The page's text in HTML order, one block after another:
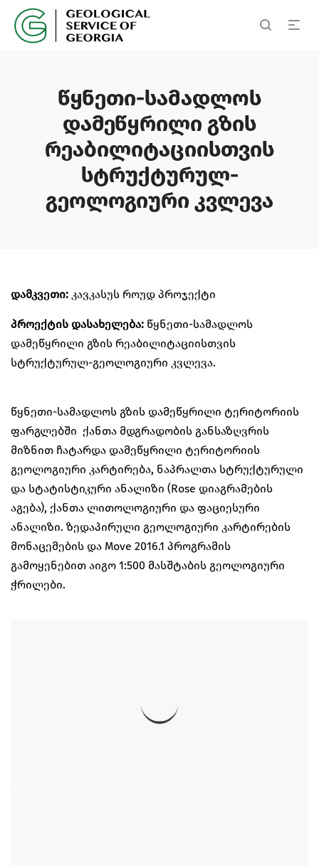
წყნეთი-სამადლოს
დამეწყრილი გზის
რეაბილიტაციისთვის
სტრუქტურულ-
გეოლოგიური კვლევა
დამკვეთი: კავკასუს როუდ პროჯექტი
პროექტის დასახელება: წყნეთი-სამადლოს
დამეწყრილი გზის რეაბილიტაციისთვის
სტრუქტურულ-გეოლოგიური კვლევა.
წყნეთი-სამადლოს გზის დამეწყრილი ტერიტორიის
ფარგლებში ქანთა მდგრადობის განსაზღვრის
მიზნით ჩატარდა დამეწყრილი ტერიტორიის
გეოლოგიური კარტირება, ნაპრალთა სტრუქტურული
და სტატისტიკური ანალიზი (Rose დიაგრამების
აგება), ქანთა ლითოლოგიური და ფაციესური
ანალიზი. ზედაპირული გეოლოგიური კარტირების
მონაცემების და Move 2016.1 პროგრამის
გამოყენებით აიგო 1:500 მასშტაბის გეოლოგიური
ჭრილები.